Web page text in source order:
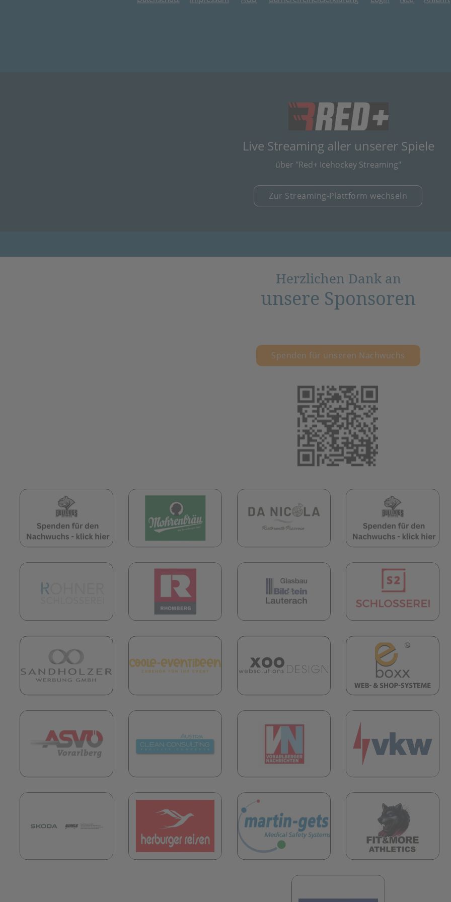
Live Streaming aller unserer Spiele
über "Red+ Icehockey Streaming"
Zur Streaming-Plattform wechseln
Herzlichen Dank an
unsere Sponsoren
Spenden für unseren Nachwuchs
(öffnet in neuem Tab) (öffnet in neuem Tab) (öffnet in neuem Tab)
(öffnet in neuem Tab) (öffnet in neuem Tab) (öffnet in neuem Tab)
(öffnet in neuem Tab)
(öffnet in neuem Tab) (öffnet in neuem Tab)
(öffnet in neuem Tab) (öffnet in neuem Tab)
(öffnet in neuem Tab) (öffnet in neuem Tab)
(öffnet in neuem Tab)
(öffnet in neuem